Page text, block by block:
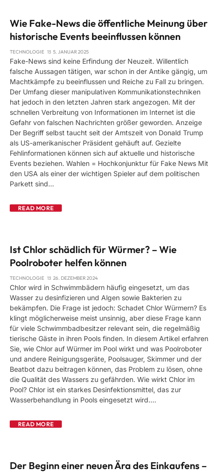
Wie Fake-News die öffentliche Meinung über
historische Events beeinflussen können
TECHNOLOGIE 5. JANUAR 2025
Fake-News sind keine Erfindung der Neuzeit. Willentlich
falsche Aussagen tätigen, war schon in der Antike gängig, um
Machtkämpfe zu beeinflussen und Reiche zu Fall zu bringen.
Der Umfang dieser manipulativen Kommunikationstechniken
hat jedoch in den letzten Jahren stark angezogen. Mit der
schnellen Verbreitung von Informationen im Internet ist die
Gefahr von falschen Nachrichten größer geworden. Anzeige
Der Begriff selbst taucht seit der Amtszeit von Donald Trump
als US-amerikanischer Präsident gehäuft auf. Gezielte
Fehlinformationen können sich auf aktuelle und historische
Events beziehen. Wahlen = Hochkonjunktur für Fake News Mit
den USA als einer der wichtigen Spieler auf dem politischen
Parkett sind…
READ MORE
Ist Chlor schädlich für Würmer? – Wie
Poolroboter helfen können
TECHNOLOGIE 26. DEZEMBER 2024
Chlor wird in Schwimmbädern häufig eingesetzt, um das
Wasser zu desinfizieren und Algen sowie Bakterien zu
bekämpfen. Die Frage ist jedoch: Schadet Chlor Würmern? Es
klingt möglicherweise meist unsinnig, aber diese Frage kann
für viele Schwimmbadbesitzer relevant sein, die regelmäßig
tierische Gäste in ihren Pools finden. In diesem Artikel erfahren
Sie, wie Chlor auf Würmer im Pool wirkt und was Poolroboter
und andere Reinigungsgeräte, Poolsauger, Skimmer und der
Beatbot dazu beitragen können, das Problem zu lösen, ohne
die Qualität des Wassers zu gefährden. Wie wirkt Chlor im
Pool? Chlor ist ein starkes Desinfektionsmittel, das zur
Wasserbehandlung in Pools eingesetzt wird.…
READ MORE
Der Beginn einer neuen Ära des Einkaufens –